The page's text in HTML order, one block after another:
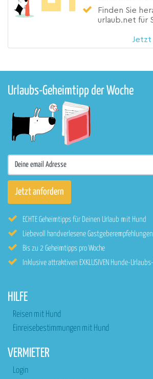
Finden Sie
urlaub.net für
Jetzt
Urlaubs-Geheimtipp der Woche
ECHTE Geheimtipps für Deinen Urlaub mit Hund
Liebevoll handverlesene Gastgeberempfehlungen
Bis zu 2 Geheimtipps pro Woche
Inklusive attraktiven EXKLUSIVEN Hunde-
HILFE
Reisen mit Hund
Einreisebestimmungen mit Hund
VERMIETER
Login